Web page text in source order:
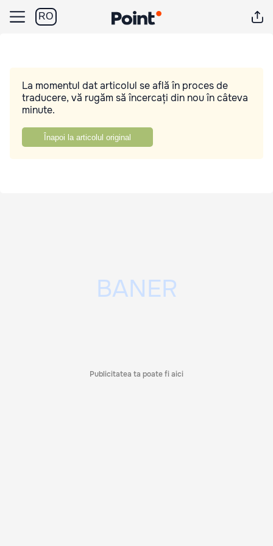
RO
La momentul dat articolul se află în proces de
traducere, vă rugăm să încercați din nou în câteva
minute.
Înapoi la articolul original
Publicitatea ta poate fi aici